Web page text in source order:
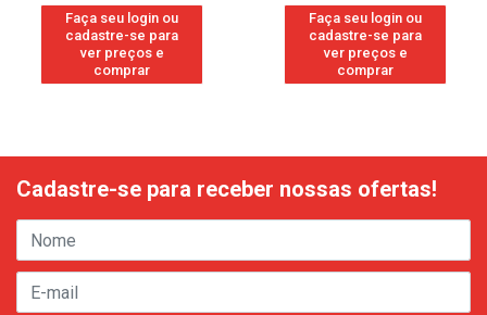
Faça seu login ou
cadastre-se para
ver preços e
comprar
Faça seu login ou
cadastre-se para
ver preços e
comprar
Cadastre-se para receber nossas ofertas!